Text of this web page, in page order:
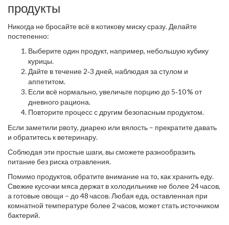
продукты
Никогда не бросайте всё в котикову миску сразу. Делайте
постепенно:
Выберите один продукт, например, небольшую кубику
курицы.
Дайте в течение 2‑3 дней, наблюдая за стулом и
аппетитом.
Если всё нормально, увеличьте порцию до 5‑10 % от
дневного рациона.
Повторите процесс с другим безопасным продуктом.
Если заметили рвоту, диарею или вялость – прекратите давать
и обратитесь к ветеринару.
Соблюдая эти простые шаги, вы сможете разнообразить
питание без риска отравления.
Помимо продуктов, обратите внимание на то, как хранить еду.
Свежие кусочки мяса держат в холодильнике не более 24 часов,
а готовые овощи – до 48 часов. Любая еда, оставленная при
комнатной температуре более 2 часов, может стать источником
бактерий.